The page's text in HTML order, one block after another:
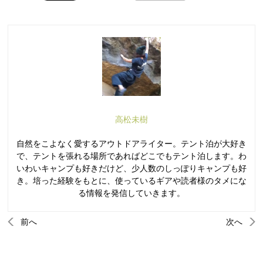
高松未樹
自然をこよなく愛するアウトドアライター。テント泊が大好き
で、テントを張れる場所であればどこでもテント泊します。わ
いわいキャンプも好きだけど、少人数のしっぽりキャンプも好
き。培った経験をもとに、使っているギアや読者様のタメにな
る情報を発信していきます。
前へ 次へ